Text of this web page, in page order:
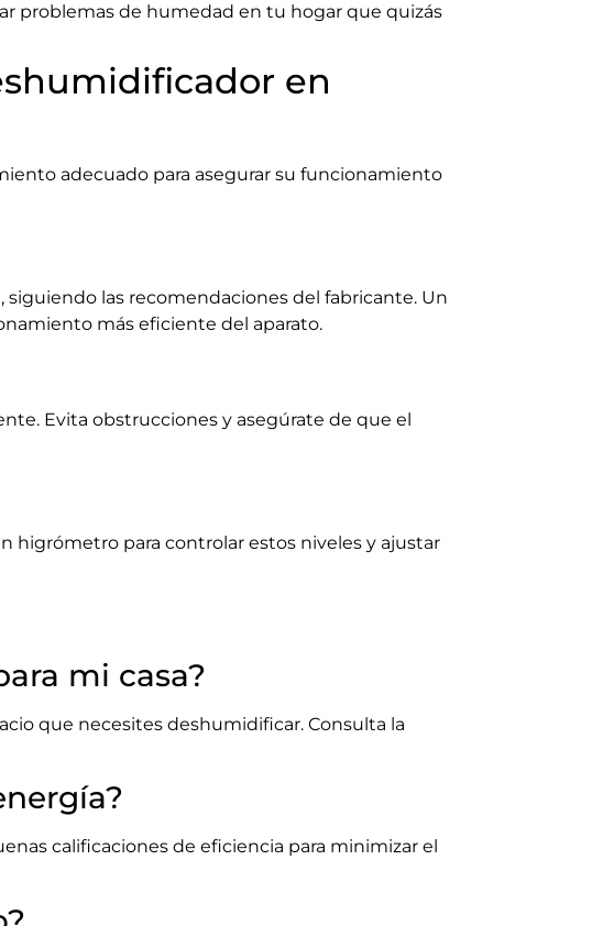
problemas de humedad en tu hogar que quizás
en
adecuado para asegurar su funcionamiento
las recomendaciones del fabricante. Un
más eficiente del aparato.
Evita obstrucciones y asegúrate de que el
higrómetro para controlar estos niveles y ajustar
mi casa?
que necesites deshumidificar. Consulta la
calificaciones de eficiencia para minimizar el